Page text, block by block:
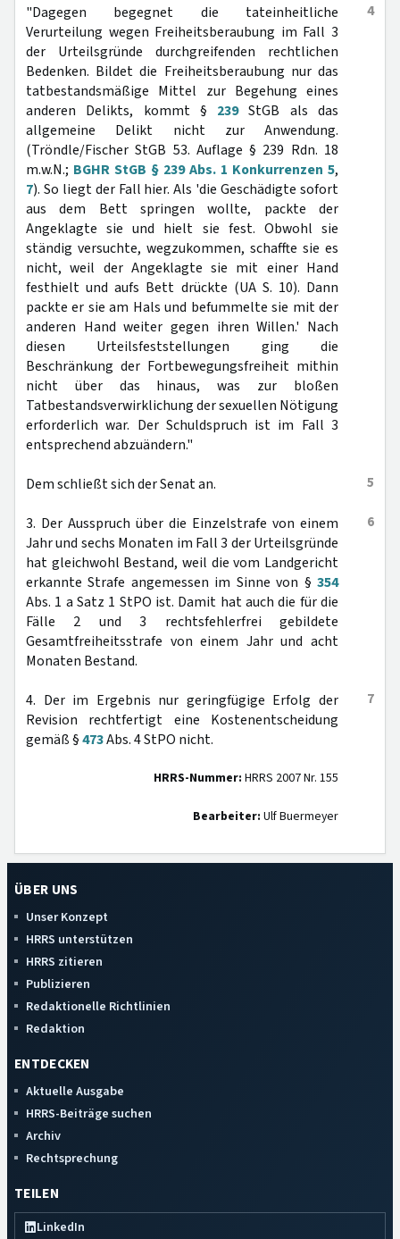
4
"Dagegen begegnet die tateinheitliche
Verurteilung wegen Freiheitsberaubung im Fall 3
der Urteilsgründe durchgreifenden rechtlichen
Bedenken. Bildet die Freiheitsberaubung nur das
tatbestandsmäßige Mittel zur Begehung eines
anderen Delikts, kommt § 239StGB als das
allgemeine Delikt nicht zur Anwendung.
(Tröndle/Fischer StGB 53. Auflage § 239 Rdn. 18
m.w.N.; BGHR StGB § 239 Abs. 1 Konkurrenzen 5,
7). So liegt der Fall hier. Als 'die Geschädigte sofort
aus dem Bett springen wollte, packte der
Angeklagte sie und hielt sie fest. Obwohl sie
ständig versuchte, wegzukommen, schaffte sie es
nicht, weil der Angeklagte sie mit einer Hand
festhielt und aufs Bett drückte (UA S. 10). Dann
packte er sie am Hals und befummelte sie mit der
anderen Hand weiter gegen ihren Willen.' Nach
diesen Urteilsfeststellungen ging die
Beschränkung der Fortbewegungsfreiheit mithin
nicht über das hinaus, was zur bloßen
Tatbestandsverwirklichung der sexuellen Nötigung
erforderlich war. Der Schuldspruch ist im Fall 3
entsprechend abzuändern."
5
Dem schließt sich der Senat an.
6
3. Der Ausspruch über die Einzelstrafe von einem
Jahr und sechs Monaten im Fall 3 der Urteilsgründe
hat gleichwohl Bestand, weil die vom Landgericht
erkannte Strafe angemessen im Sinne von § 354
Abs. 1 a Satz 1 StPO ist. Damit hat auch die für die
Fälle 2 und 3 rechtsfehlerfrei gebildete
Gesamtfreiheitsstrafe von einem Jahr und acht
Monaten Bestand.
7
4. Der im Ergebnis nur geringfügige Erfolg der
Revision rechtfertigt eine Kostenentscheidung
gemäß §473Abs. 4 StPO nicht.
HRRS-Nummer: HRRS 2007 Nr. 155
Bearbeiter: Ulf Buermeyer
ÜBER UNS
Unser Konzept
HRRS unterstützen
HRRS zitieren
Publizieren
Redaktionelle Richtlinien
Redaktion
ENTDECKEN
Aktuelle Ausgabe
HRRS-Beiträge suchen
Archiv
Rechtsprechung
TEILEN
LinkedIn